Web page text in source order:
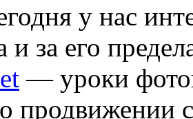
у нас
и за его
— уроки
продвижении